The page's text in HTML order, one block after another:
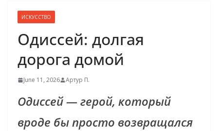
ИСКУССТВО
Одиссей: долгая
дорога домой
June 11, 2026 Артур П.
Одиссей — герой, который
вроде бы просто возвращался